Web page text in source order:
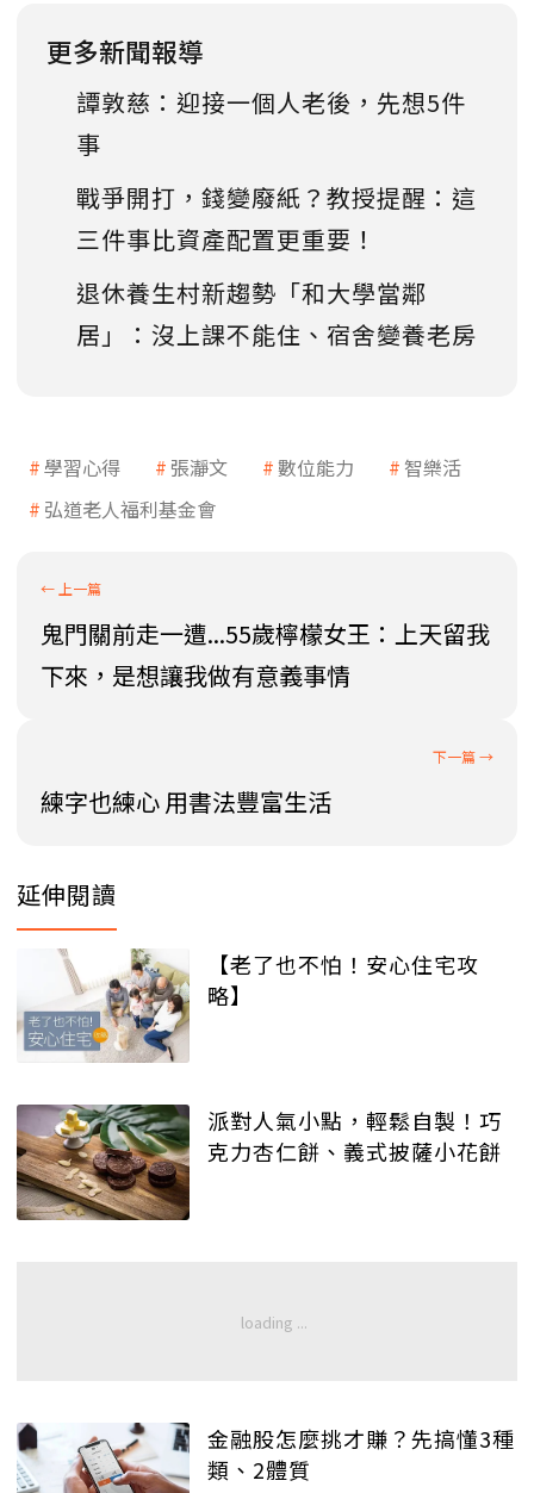
更多新聞報導
譚敦慈：迎接一個人老後，先想5件
事
戰爭開打，錢變廢紙？教授提醒：這
三件事比資產配置更重要！
退休養生村新趨勢「和大學當鄰
居」：沒上課不能住、宿舍變養老房
學習心得 張瀞文 數位能力
智樂活
弘道老人福利基金會
鬼門關前走一遭...55歲檸檬女王：上天留我
下來，是想讓我做有意義事情
練字也練心 用書法豐富生活
延伸閱讀
【老了也不怕！安心住宅攻
略】
派對人氣小點，輕鬆自製！巧
克力杏仁餅、義式披薩小花餅
金融股怎麼挑才賺？先搞懂3種
類、2體質